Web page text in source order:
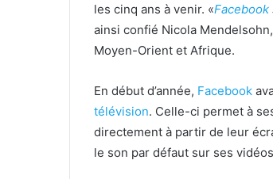
les cinq ans à venir. «Facebook
ainsi confié Nicola
Moyen-Orient et Afrique.
En début d’année, Facebook
télévision. Celle-ci permet à
directement à partir de leur
le son par défaut sur ses